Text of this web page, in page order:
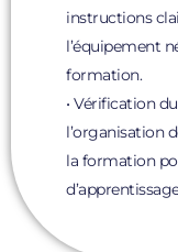
instructions
l’équipement
formation.
• Vérification
l’organisation
la formation